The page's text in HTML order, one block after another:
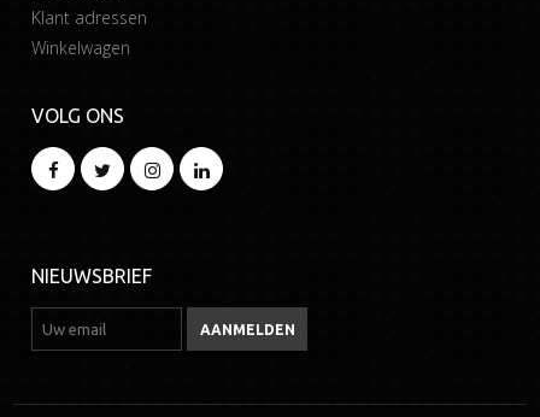
Klant adressen
Winkelwagen
VOLG ONS
NIEUWSBRIEF